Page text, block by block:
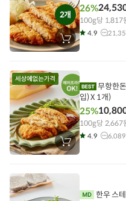
2개
장
바
에
담
기
26%
100g당 1,817
4.9
장
바
무항한돈 통통등심 치즈 돈까스 (405g(135g * 3
입) X 1개)
25%
100g당 2,667
4.9 6,089